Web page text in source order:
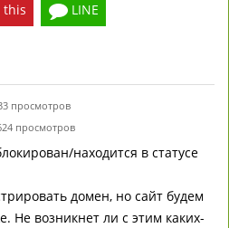
this LINE
просмотров
просмотров
находится в статусе
домен, но сайт будем
Не возникнет ли с этим каких-